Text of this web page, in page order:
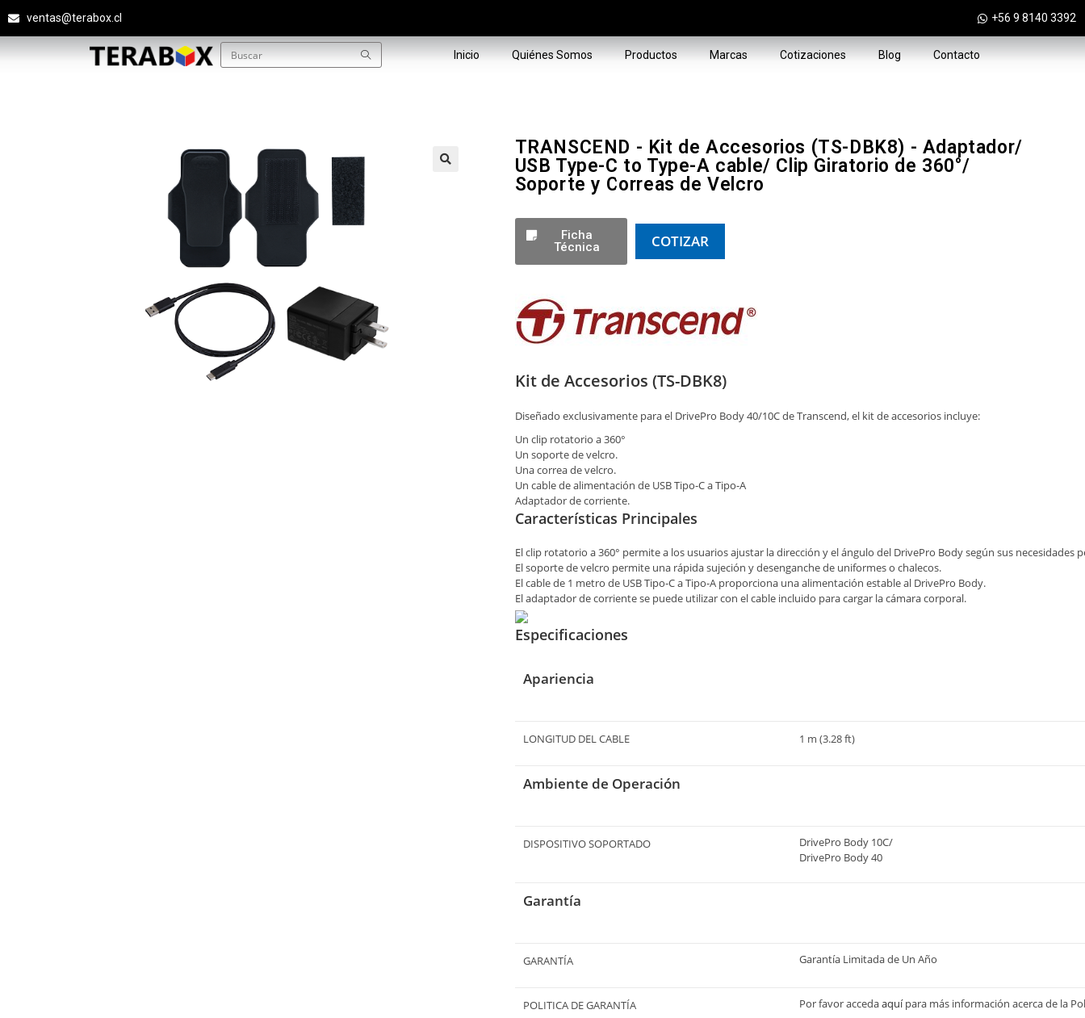
ventas@terabox.cl +56 9 8140 3392
Inicio Quiénes Somos Productos Marcas Cotizaciones Blog Contacto
TRANSCEND - Kit de Accesorios (TS-DBK8) - Adaptador/
USB Type-C to Type-A cable/ Clip Giratorio de 360°/
Soporte y Correas de Velcro
Ficha
Técnica
COTIZAR
Kit de Accesorios (TS-DBK8)
Diseñado exclusivamente para el DrivePro Body 40/10C de Transcend, el kit de accesorios incluye:
Un clip rotatorio a 360°
Un soporte de velcro.
Una correa de velcro.
Un cable de alimentación de USB Tipo-C a Tipo-A
Adaptador de corriente.
Características Principales
El clip rotatorio a 360° permite a los usuarios ajustar la dirección y el ángulo del DrivePro Body según sus necesidades
El soporte de velcro permite una rápida sujeción y desenganche de uniformes o chalecos.
El cable de 1 metro de USB Tipo-C a Tipo-A proporciona una alimentación estable al DrivePro Body.
El adaptador de corriente se puede utilizar con el cable incluido para cargar la cámara corporal.
Especificaciones
Apariencia
LONGITUD DEL CABLE 1 m (3.28 ft)
Ambiente de Operación
DISPOSITIVO SOPORTADO DrivePro Body 10C/
DrivePro Body 40
Garantía
GARANTÍA Garantía Limitada de Un Año
POLITICA DE GARANTÍA Por favor accedaaquípara más información acerca de la